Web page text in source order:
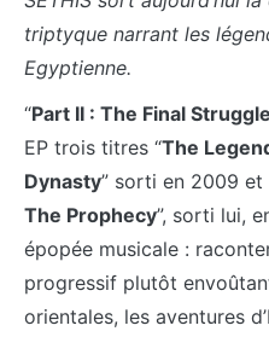
triptyque narrant les
Egyptienne.
“Part II : The Final Struggle
EP trois titres “The
Dynasty” sorti en 2009 et
The Prophecy”, sorti lui,
épopée musicale :
progressif plutôt
orientales, les aventures